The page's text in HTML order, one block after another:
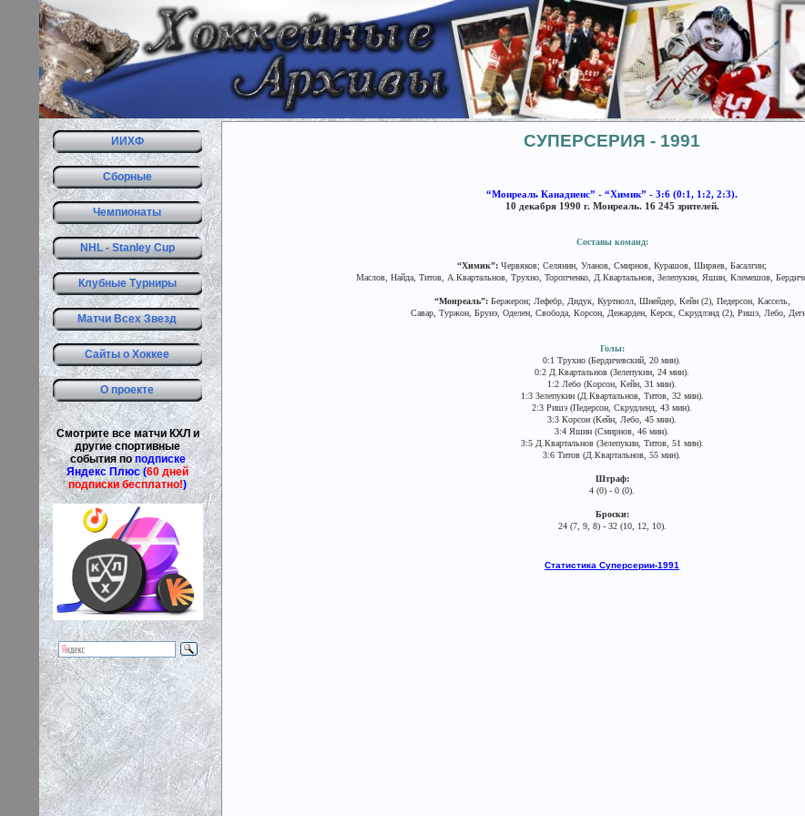
ИИХФ
Сборные
Чемпионаты
NHL - Stanley Cup
Клубные Турниры
Матчи Всех Звезд
Сайты о Хоккее
О проекте
Смотрите все матчи КХЛ и
другие спортивные
события поподписке
Яндекс Плюс (60 дней
подписки бесплатно!)
СУПЕРСЕРИЯ - 1991
“Монреаль Канадиенс” - “Химик” - 3:6 (0:1, 1:2, 2:3).
10 декабря 1990 г. Монреаль. 16 245 зрителей.
Составы команд:
“Химик”: Червяков; Селянин, Уланов, Смирнов, Курашов, Ширяев, Басалгин;
Маслов, Найда, Титов, А.Квартальнов, Трухно, Торопченко, Д.Квартальнов, Зелепукин, Яшин, Клемешов,
“Монреаль”:Бержерон; Лефебр, Дидук, Куртнолл, Шнейдер, Кейн (2), Педерсон, Кассель,
Савар, Туржон, Брунэ, Оделен, Свобода, Корсон, Дежарден, Керск, Скрудлэнд (2), Ришэ, Лебо,
Голы:
0:1 Трухно (Бердичевский, 20 мин).
0:2 Д.Квартальнов (Зелепукин, 24 мин).
1:2 Лебо (Корсон, Кейн, 31 мин).
1:3 Зелепукин (Д.Квартальнов, Титов, 32 мин).
2:3 Ришэ (Педерсон, Скрудленд, 43 мин).
3:3 Корсон (Кейн, Лебо, 45 мин).
3:4 Яшин (Смирнов, 46 мин).
3:5 Д.Квартальнов (Зелепукин, Титов, 51 мин).
3:6 Титов (Д.Квартальнов, 55 мин).
Штраф:
4 (0) - 0 (0).
Броски:
24 (7, 9, 8) - 32 (10, 12, 10).
Статистика Суперсерии-1991